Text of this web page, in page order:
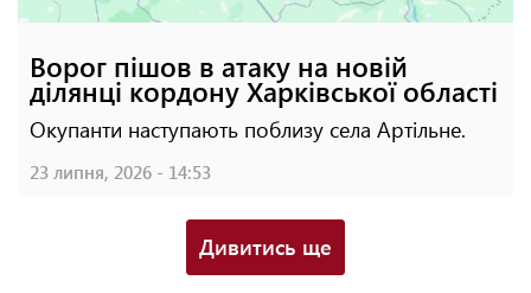
Ворог пішов в атаку на новій
ділянці кордону Харківської області
Окупанти наступають поблизу села Артільне.
23 липня, 2026 - 14:53
Дивитись ще